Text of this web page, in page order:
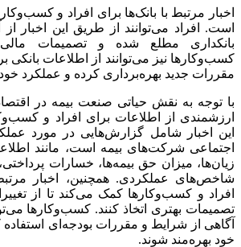
اخبار مرتبط با بانک‌ها برای افراد و
است. افراد می‌توانند از طریق این اخبار
بانکداری مطلع شده و تصمیمات مالی
کسب‌وکارها نیز می‌توانند از اطلاعات بانکی
مقررات جدید بهره‌برداری کرده و عملکرد خود
با توجه به نقش حیاتی صنعت بیمه در
ارزشمندی از اطلاعات برای افراد و
این اخبار شامل گزارش‌هایی در مورد
اجتماعی شرکت‌های بیمه است، مانند
زیان‌ها، میزان حق بیمه‌ها، خسارات
شاخص‌های عملکردی. همچنین، اخبار
افراد و کسب‌وکارها کمک می‌کند تا از
تصمیمات بهتری اتخاذ کنند. کسب‌وکارها
آگاهی از شرایط و مقررات بودجه‌ای
خود بهره‌مند شوند.